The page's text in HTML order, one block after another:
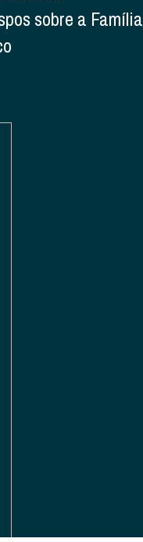
sobre a Família